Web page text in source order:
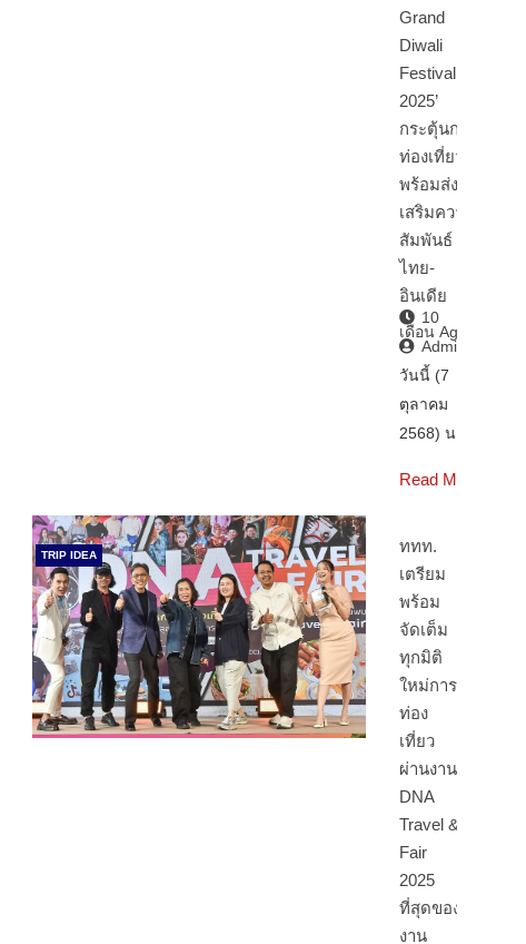
Grand
Diwali
Festival
2025’
กระตุ้นการ
ท่องเที่ยว
พร้อมส่ง
เสริมความ
สัมพันธ์
ไทย-
อินเดีย
10
เดือน Ago
Admin2
วันนี้ (7
ตุลาคม
2568) นา…
Read More
TRIP IDEA
ททท.
เตรียม
พร้อม
จัดเต็ม
ทุกมิติ
ใหม่การ
ท่อง
เที่ยว
ผ่านงาน
DNA
Travel &
Fair
2025
ที่สุดของ
งาน